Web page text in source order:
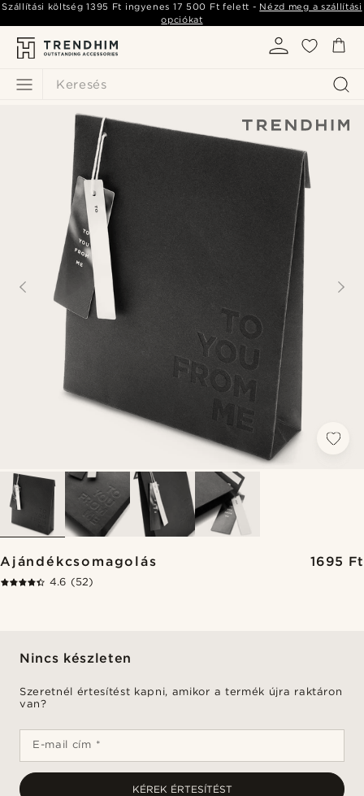
Keresés
Szállítási költség1395 Ft ingyenes 17 500 Ft felett - Nézd meg a szállítási
opciókat
Ajándékcsomagolás 1695 Ft
4.6 (52)
Nincs készleten
Szeretnél értesítést kapni, amikor a termék újra raktáron
van?
E-mail cím *
KÉREK ÉRTESÍTÉST